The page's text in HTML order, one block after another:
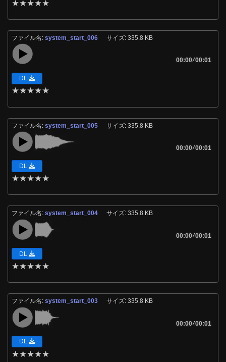
★★★★★
ファイル名:system_start_006 サイズ: 335.8 KB
00:00/00:01
DL
★★★★★
ファイル名:system_start_005 サイズ: 335.8 KB
00:00/00:01
DL
★★★★★
ファイル名:system_start_004 サイズ: 335.8 KB
00:00/00:01
DL
★★★★★
ファイル名:system_start_003 サイズ: 335.8 KB
00:00/00:01
DL
★★★★★